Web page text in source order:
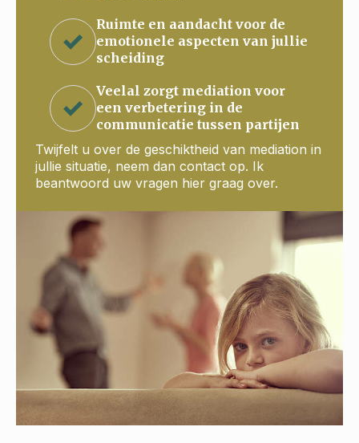
Ruimte en aandacht voor de
emotionele aspecten van jullie
scheiding
Veelal zorgt mediation voor
een verbetering in de
communicatie tussen partijen
Twijfelt u over de geschiktheid van mediation in
jullie situatie, neem dan contact op. Ik
beantwoord uw vragen hier graag over.